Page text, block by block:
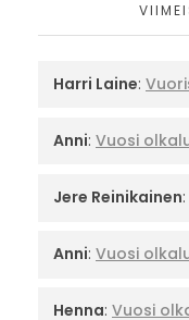
Harri Laine:
Anni: Vuosi
Jere Reinikainen:
Anni: Vuosi
Henna: Vuosi